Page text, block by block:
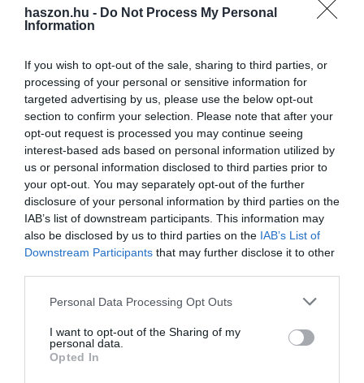
haszon.hu - Do Not Process My Personal
Information
If you wish to opt-out of the sale, sharing to third parties, or
processing of your personal or sensitive information for
targeted advertising by us, please use the below opt-out
section to confirm your selection. Please note that after your
opt-out request is processed you may continue seeing
interest-based ads based on personal information utilized by
us or personal information disclosed to third parties prior to
your opt-out. You may separately opt-out of the further
disclosure of your personal information by third parties on the
IAB’s list of downstream participants. This information may
also be disclosed by us to third parties on the IAB’s List of
Downstream Participants that may further disclose it to other
Please note that this website/app uses one or more Google
not limited to your visit or usage behaviour. You may click to
grant or deny consent to Google and its third-party tags to
use your data for below specified purposes in below Google
Personal Data Processing Opt Outs
I want to opt-out of the Sharing of my
personal data.
Opted In